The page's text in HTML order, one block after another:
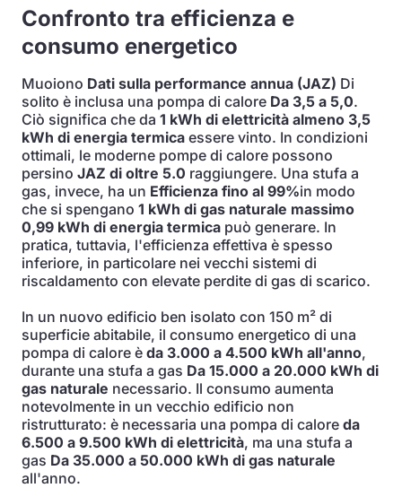
Confronto tra efficienza e
consumo energetico
Muoiono Dati sulla performance annua (JAZ) Di
solito è inclusa una pompa di calore Da 3,5 a 5,0.
Ciò significa che da 1 kWh di elettricità almeno 3,5
kWh di energia termica essere vinto. In condizioni
ottimali, le moderne pompe di calore possono
persino JAZ di oltre 5.0 raggiungere. Una stufa a
gas, invece, ha un Efficienza fino al 99%in modo
che si spengano 1 kWh di gas naturale massimo
0,99 kWh di energia termica può generare. In
pratica, tuttavia, l'efficienza effettiva è spesso
inferiore, in particolare nei vecchi sistemi di
riscaldamento con elevate perdite di gas di scarico.
In un nuovo edificio ben isolato con 150 m² di
superficie abitabile, il consumo energetico di una
pompa di calore è da 3.000 a 4.500 kWh all'anno,
durante una stufa a gas Da 15.000 a 20.000 kWh di
gas naturale necessario. Il consumo aumenta
notevolmente in un vecchio edificio non
ristrutturato: è necessaria una pompa di calore da
6.500 a 9.500 kWh di elettricità, ma una stufa a
gas Da 35.000 a 50.000 kWh di gas naturale
all'anno.